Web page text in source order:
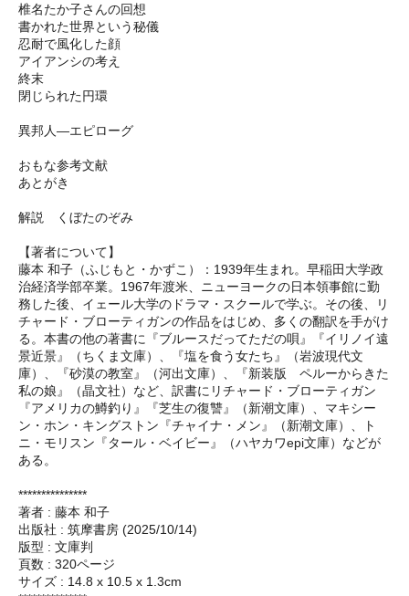
椎名たか子さんの回想
書かれた世界という秘儀
忍耐で風化した顔
アイアンシの考え
終末
閉じられた円環
異邦人―エピローグ
おもな参考文献
あとがき
解説 くぼたのぞみ
【著者について】
藤本 和子（ふじもと・かずこ）：1939年生まれ。早稲田大学政
治経済学部卒業。1967年渡米、ニューヨークの日本領事館に勤
務した後、イェール大学のドラマ・スクールで学ぶ。その後、リ
チャード・ブローティガンの作品をはじめ、多くの翻訳を手がけ
る。本書の他の著書に『ブルースだってただの唄』『イリノイ遠
景近景』（ちくま文庫）、『塩を食う女たち』（岩波現代文
庫）、『砂漠の教室』（河出文庫）、『新装版 ペルーからきた
私の娘』（晶文社）など、訳書にリチャード・ブローティガン
『アメリカの鱒釣り』『芝生の復讐』（新潮文庫）、マキシー
ン・ホン・キングストン『チャイナ・メン』（新潮文庫）、ト
ニ・モリスン『タール・ベイビー』（ハヤカワepi文庫）などが
ある。
***************
著者 : 藤本 和子
出版社 : 筑摩書房 (2025/10/14)
版型 : 文庫判
頁数 : 320ページ
サイズ : 14.8 x 10.5 x 1.3cm